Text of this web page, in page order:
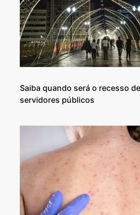
Saiba quando será o recesso
servidores públicos